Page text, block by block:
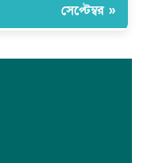
সেপ্টেম্বর »